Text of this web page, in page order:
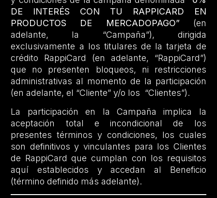
DE INTERÉS CON TU RAPPICARD EN
PRODUCTOS DE MERCADOPAGO” (en
adelante, la “Campaña”), dirigida
exclusivamente a los titulares de la tarjeta de
crédito RappiCard (en adelante, “RappiCard”)
que no presenten bloqueos, ni restricciones
administrativas al momento de la participación
(en adelante, el “Cliente” y/o los “Clientes”).
La participación en la Campaña implica la
aceptación total e incondicional de los
presentes términos y condiciones, los cuales
son definitivos y vinculantes para los Clientes
de RappiCard que cumplan con los requisitos
aquí establecidos y accedan al Beneficio
(término definido más adelante).